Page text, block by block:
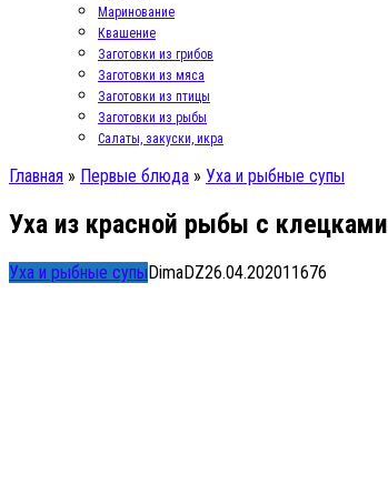
Маринование
Квашение
Заготовки из грибов
Заготовки из мяса
Заготовки из птицы
Заготовки из рыбы
Салаты, закуски, икра
Главная » Первые блюда » Уха и рыбные супы
Уха из красной рыбы с клецками
Уха и рыбные супыDimaDZ26.04.202011676